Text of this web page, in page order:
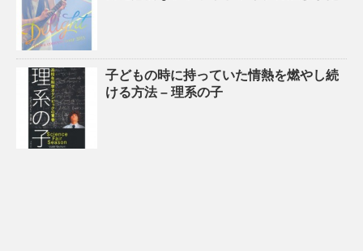
子どもの時に持っていた情熱を燃やし続
ける方法 – 理系の子